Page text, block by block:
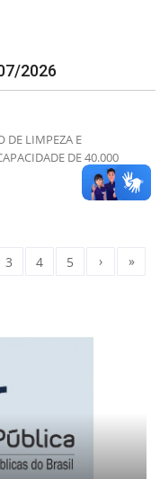
2026
DE LIMPEZA E
DE 40.000
3 4 5 › »